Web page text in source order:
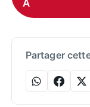
A
Partager